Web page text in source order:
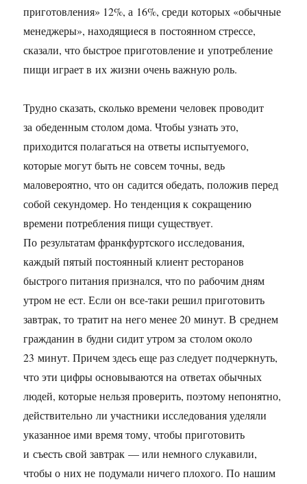
приготовления» 12%, а 16%, среди которых «обычные
менеджеры», находящиеся в постоянном стрессе,
сказали, что быстрое приготовление и употребление
пищи играет в их жизни очень важную роль.
Трудно сказать, сколько времени человек проводит
за обеденным столом дома. Чтобы узнать это,
приходится полагаться на ответы испытуемого,
которые могут быть не совсем точны, ведь
маловероятно, что он садится обедать, положив перед
собой секундомер. Но тенденция к сокращению
времени потребления пищи существует.
По результатам франкфуртского исследования,
каждый пятый постоянный клиент ресторанов
быстрого питания признался, что по рабочим дням
утром не ест. Если он все-таки решил приготовить
завтрак, то тратит на него менее 20 минут. В среднем
гражданин в будни сидит утром за столом около
23 минут. Причем здесь еще раз следует подчеркнуть,
что эти цифры основываются на ответах обычных
людей, которые нельзя проверить, поэтому непонятно,
действительно ли участники исследования уделяли
указанное ими время тому, чтобы приготовить
и съесть свой завтрак — или немного слукавили,
чтобы о них не подумали ничего плохого. По нашим